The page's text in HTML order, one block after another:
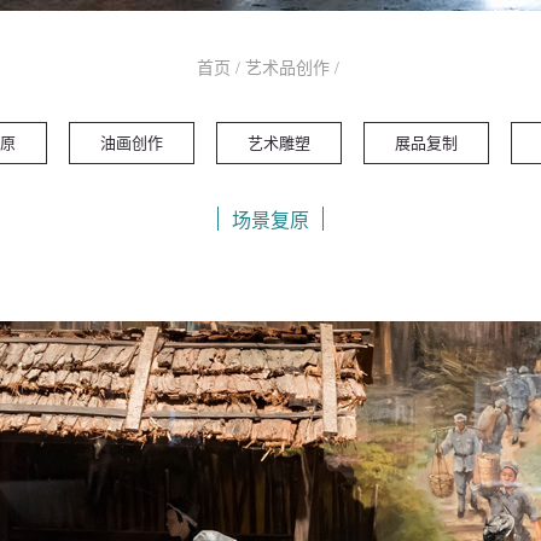
油画创作 艺术雕塑 展品复制
首页 / 艺术品创作 /
场景复原